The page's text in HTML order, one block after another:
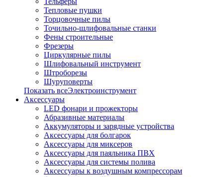
Тепловые пушки
Торцовочные пилы
Точильно-шлифовальные станки
Фены строительные
Фрезеры
Циркулярные пилы
Шлифовальный инструмент
Штроборезы
Шуруповерты
Показать всеЭлектроинструмент
Аксессуары
LED фонари и прожекторы
Абразивные материалы
Аккумуляторы и зарядные устройства
Аксессуары для болгарок
Аксессуары для миксеров
Аксессуары для паяльника ПВХ
Аксессуары для системы полива
Аксессуары к воздушным компрессорам